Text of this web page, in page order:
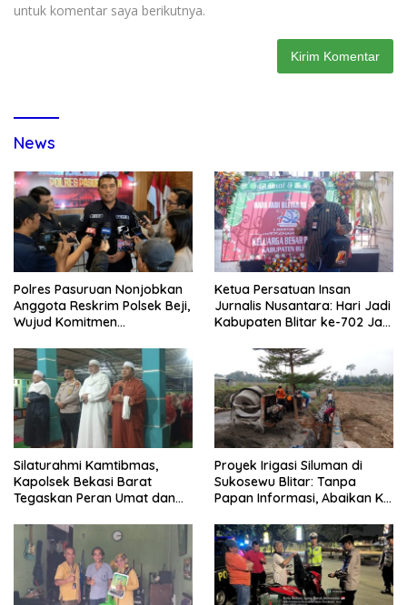
untuk komentar saya berikutnya.
News
Polres Pasuruan Nonjobkan
Anggota Reskrim Polsek Beji,
Wujud Komitmen
Dugaan Penganiayaan
Ketua Persatuan Insan
Jurnalis Nusantara: Hari Jadi
Kabupaten Blitar ke-702 Jadi
Pembangunan
Silaturahmi Kamtibmas,
Kapolsek Bekasi Barat
Tegaskan Peran Umat dan
Kondusivitas Wilayah
Proyek Irigasi Siluman di
Sukosewu Blitar: Tanpa
Papan Informasi, Abaikan K3,
Tanggung Jawab